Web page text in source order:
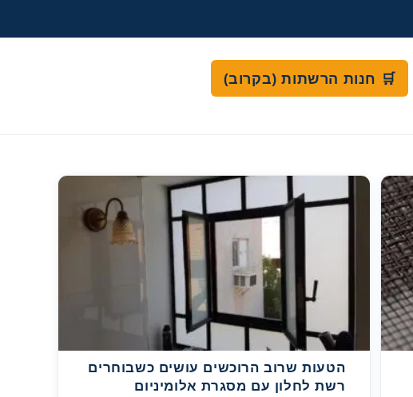
🛒 חנות הרשתות (בקרוב)
הטעות שרוב הרוכשים עושים כשבוחרים
רשת לחלון עם מסגרת אלומיניום